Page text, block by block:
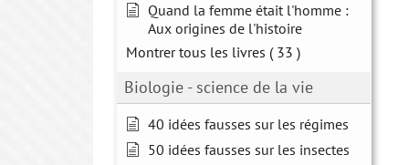
Quand la femme était l'homme :
Aux origines de l'histoire
Montrer tous les livres ( 33 )
Biologie - science de la vie
40 idées fausses sur les régimes
50 idées fausses sur les insectes